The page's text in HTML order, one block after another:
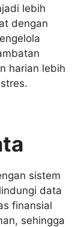
lebih
dengan
harian lebih
sistem
data
finansial
sehingga